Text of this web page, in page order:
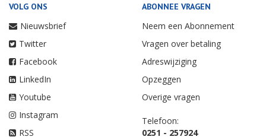
VOLG ONS
Nieuwsbrief
Twitter
Facebook
LinkedIn
Youtube
Instagram
RSS
ABONNEE VRAGEN
Neem een Abonnement
Vragen over betaling
Adreswijziging
Opzeggen
Overige vragen
Telefoon:
0251 - 257924